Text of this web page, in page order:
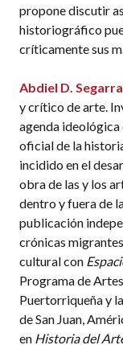
propone discutir
historiográfico
críticamente sus
Abdiel D.
y crítico de arte.
agenda
oficial de la
incidido en el
obra de las y los
dentro y fuera de
publicación
crónicas
cultural con
Programa de
Puertorriqueña y
de San Juan,
en Historia del